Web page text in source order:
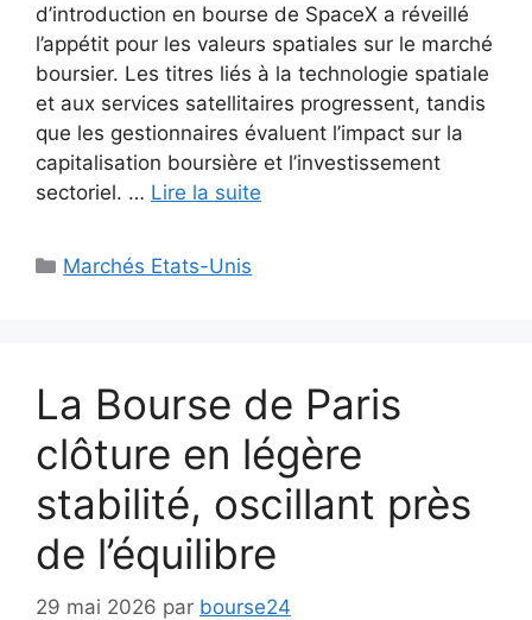
d’introduction en bourse de SpaceX a réveillé
l’appétit pour les valeurs spatiales sur le marché
boursier. Les titres liés à la technologie spatiale
et aux services satellitaires progressent, tandis
que les gestionnaires évaluent l’impact sur la
capitalisation boursière et l’investissement
sectoriel. … Lire la suite
Catégories
Marchés Etats-Unis
La Bourse de Paris
clôture en légère
stabilité, oscillant près
de l’équilibre
29 mai 2026 par bourse24